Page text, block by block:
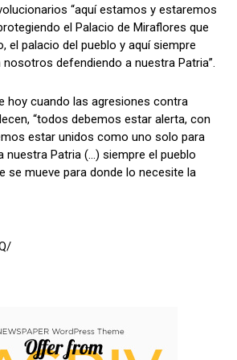
“aquí estamos y estaremos
el Palacio de Miraflores que
el palacio del pueblo y aquí siempre
defendiendo a nuestra Patria”.
hoy cuando las agresiones contra
“todos debemos estar alerta, con
estar unidos como uno solo para
nuestra Patria (…) siempre el pueblo
se mueve para donde lo necesite la